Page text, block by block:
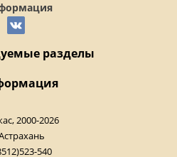
разделы
2000-2026
540